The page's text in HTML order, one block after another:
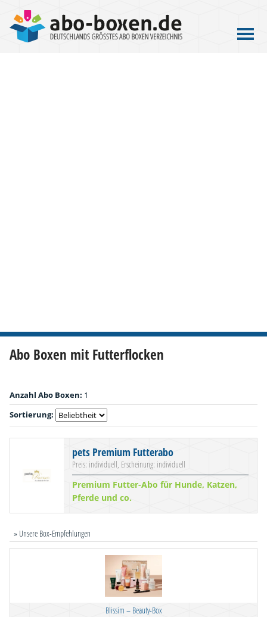
Abo Boxen mit Futterflocken
Anzahl Abo Boxen: 1
Sortierung:
pets Premium Futterabo
Preis: individuell, Erscheinung: individuell
Premium Futter-Abo für Hunde, Katzen,
Pferde und co.
» Unsere Box-Empfehlungen
Blissim – Beauty-Box